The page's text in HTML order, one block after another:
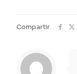
Compartir